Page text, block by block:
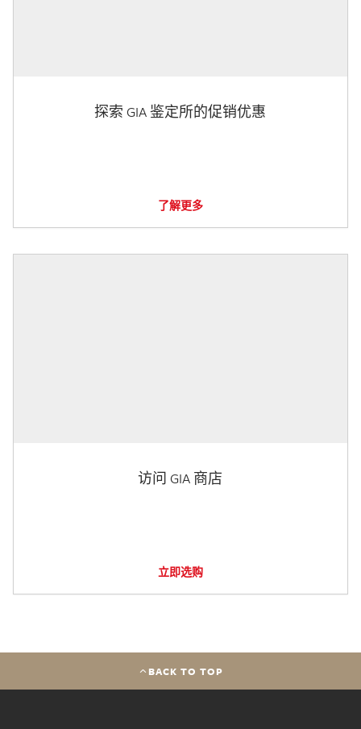
探索 GIA 鉴定所的促销优惠
了解更多
访问 GIA 商店
立即选购
BACK TO TOP